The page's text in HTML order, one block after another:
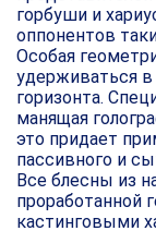
горбуши и
оппонентов
Особая
удерживаться
горизонта.
манящая
это придает
пассивного и
Все блесны из
проработанной
кастинговыми